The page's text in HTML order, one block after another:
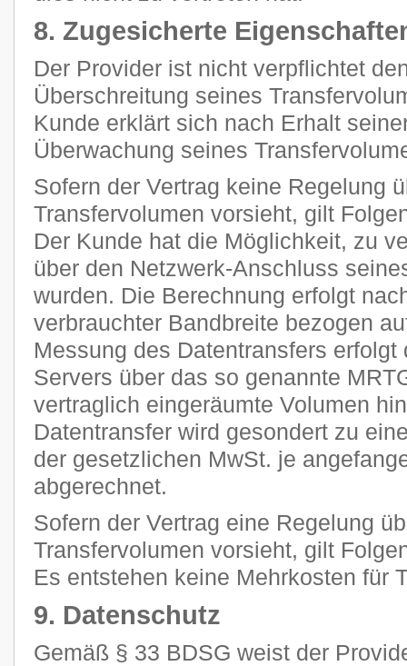
8. Zugesicherte
Der Provider ist nicht verpflichtet
Überschreitung seines
Kunde erklärt sich nach Erhalt
Überwachung seines
Sofern der Vertrag keine Regelung
Transfervolumen vorsieht, gilt
Der Kunde hat die Möglichkeit, zu
über den Netzwerk-Anschluss
wurden. Die Berechnung erfolgt
verbrauchter Bandbreite bezogen
Messung des Datentransfers
Servers über das so genannte
vertraglich eingeräumte Volumen
Datentransfer wird gesondert zu
der gesetzlichen MwSt. je
abgerechnet.
Sofern der Vertrag eine Regelung
Transfervolumen vorsieht, gilt
Es entstehen keine Mehrkosten für
9. Datenschutz
Gemäß § 33 BDSG weist der